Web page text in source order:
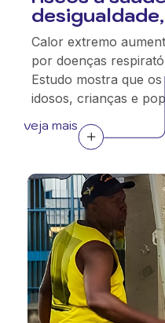
Calor extremo
por doenças
Estudo mostra que
idosos, crianças e
veja mais